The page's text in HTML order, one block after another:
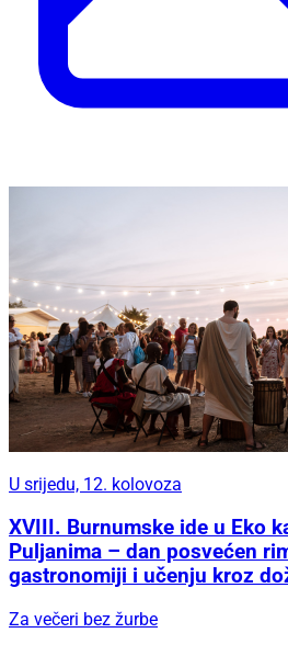
U srijedu, 12. kolovoza
XVIII. Burnumske ide u Eko
Puljanima – dan posvećen
gastronomiji i učenju kroz
Za večeri bez žurbe